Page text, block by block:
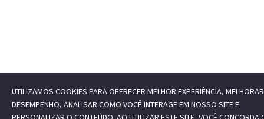
UTILIZAMOS COOKIES PARA OFERECER MELHOR EXPERIÊNCIA,
DESEMPENHO, ANALISAR COMO VOCÊ INTERAGE EM NOSSO SITE E